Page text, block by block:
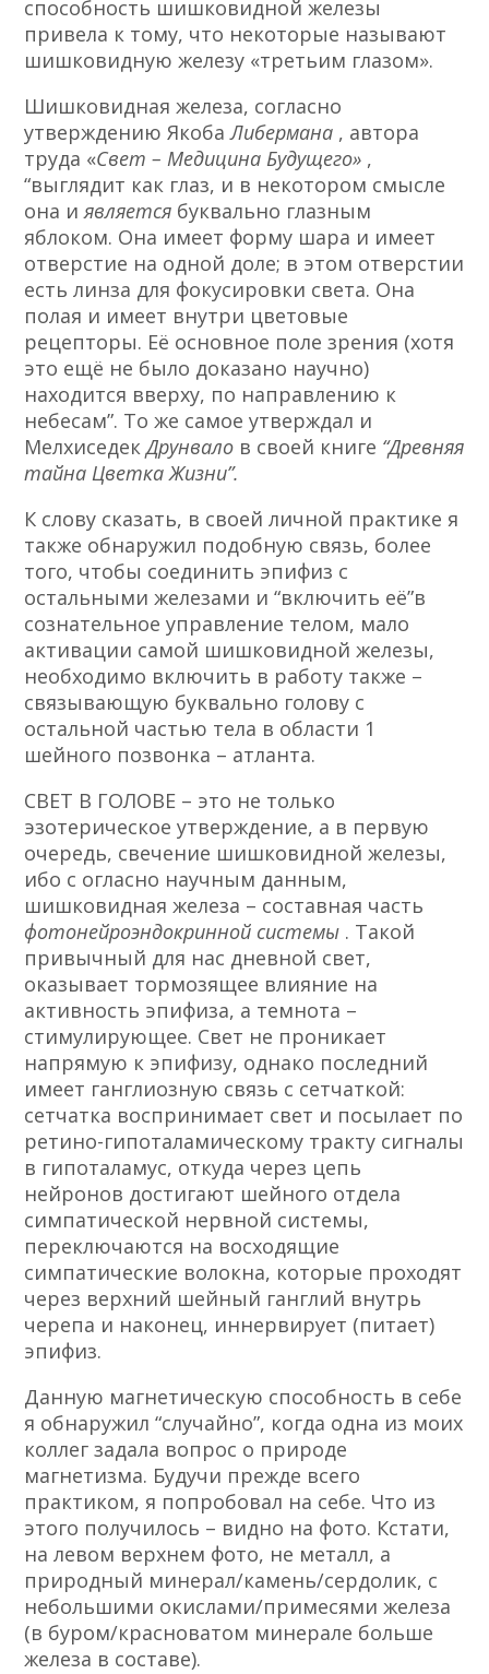
способность шишковидной железы
привела к тому, что некоторые называют
шишковидную железу «третьим глазом».
Шишковидная железа, согласно
утверждению ЯкобаЛибермана , автора
труда «Свет – Медицина Будущего» ,
“выглядит как глаз, и в некотором смысле
она иявляется буквально глазным
яблоком. Она имеет форму шара и имеет
отверстие на одной доле; в этом отверстии
есть линза для фокусировки света. Она
полая и имеет внутри цветовые
рецепторы. Её основное поле зрения (хотя
это ещё не было доказано научно)
находится вверху, по направлению к
небесам”. То же самое утверждал и
МелхиседекДрунвало в своей книге “Древняя
тайна Цветка Жизни”.
К слову сказать, в своей личной практике я
также обнаружил подобную связь, более
того, чтобы соединить эпифиз с
остальными железами и “включить её”в
сознательное управление телом, мало
активации самой шишковидной железы,
необходимо включить в работу также –
связывающую буквально голову с
остальной частью тела в области 1
шейного позвонка – атланта.
СВЕТ В ГОЛОВЕ – это не только
эзотерическое утверждение, а в первую
очередь, свечение шишковидной железы,
ибо с огласно научным данным,
шишковидная железа – составная часть
фотонейроэндокринной системы . Такой
привычный для нас дневной свет,
оказывает тормозящее влияние на
активность эпифиза, а темнота –
стимулирующее. Свет не проникает
напрямую к эпифизу, однако последний
имеет ганглиозную связь с сетчаткой:
сетчатка воспринимает свет и посылает по
ретино-гипоталамическому тракту сигналы
в гипоталамус, откуда через цепь
нейронов достигают шейного отдела
симпатической нервной системы,
переключаются на восходящие
симпатические волокна, которые проходят
через верхний шейный ганглий внутрь
черепа и наконец, иннервирует (питает)
эпифиз.
Данную магнетическую способность в себе
я обнаружил “случайно”, когда одна из моих
коллег задала вопрос о природе
магнетизма. Будучи прежде всего
практиком, я попробовал на себе. Что из
этого получилось – видно на фото. Кстати,
на левом верхнем фото, не металл, а
природный минерал/камень/сердолик, с
небольшими окислами/примесями железа
(в буром/красноватом минерале больше
железа в составе).